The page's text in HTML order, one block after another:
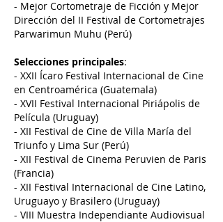
- Mejor Cortometraje de Ficción y Mejor
Dirección del II Festival de Cortometrajes
Parwarimun Muhu (Perú)
Selecciones principales:
- XXII Ícaro Festival Internacional de Cine
en Centroamérica (Guatemala)
- XVII Festival Internacional Piriápolis de
Película (Uruguay)
- XII Festival de Cine de Villa María del
Triunfo y Lima Sur (Perú)
- XII Festival de Cinema Peruvien de Paris
(Francia)
- XII Festival Internacional de Cine Latino,
Uruguayo y Brasilero (Uruguay)
- VIII Muestra Independiante Audiovisual